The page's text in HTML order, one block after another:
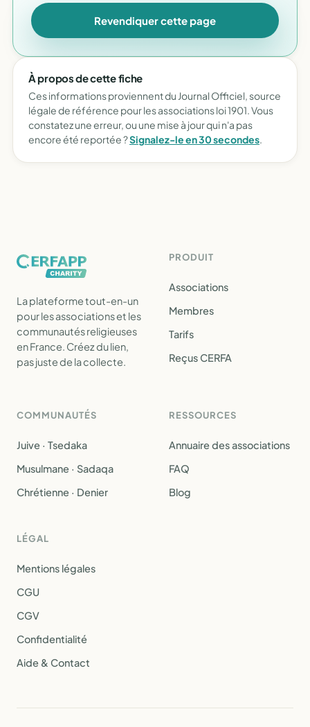
Revendiquer cette page
À propos de cette fiche
Ces informations proviennent du Journal Officiel, source
légale de référence pour les associations loi 1901. Vous
constatez une erreur, ou une mise à jour qui n'a pas
encore été reportée ?Signalez-le en 30 secondes.
La plateforme tout-en-un
pour les associations et les
communautés religieuses
en France. Créez du lien,
pas juste de la collecte.
PRODUIT
Associations
Membres
Tarifs
Reçus CERFA
COMMUNAUTÉS
Juive · Tsedaka
Musulmane · Sadaqa
Chrétienne · Denier
RESSOURCES
Annuaire des associations
FAQ
Blog
LÉGAL
Mentions légales
CGU
CGV
Confidentialité
Aide & Contact